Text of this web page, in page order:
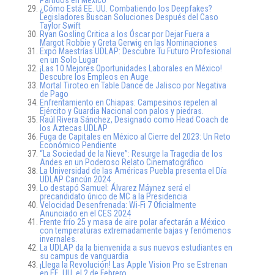
¿Cómo Está EE. UU. Combatiendo los Deepfakes?
Legisladores Buscan Soluciones Después del Caso
Taylor Swift
Ryan Gosling Critica a los Óscar por Dejar Fuera a
Margot Robbie y Greta Gerwig en las Nominaciones
Expo Maestrías UDLAP: Descubre Tu Futuro Profesional
en un Solo Lugar
¡Las 10 Mejores Oportunidades Laborales en México!
Descubre los Empleos en Auge
Mortal Tiroteo en Table Dance de Jalisco por Negativa
de Pago
Enfrentamiento en Chiapas: Campesinos repelen al
Ejército y Guardia Nacional con palos y piedras.
Raúl Rivera Sánchez, Designado como Head Coach de
los Aztecas UDLAP
Fuga de Capitales en México al Cierre del 2023: Un Reto
Económico Pendiente
“La Sociedad de la Nieve”: Resurge la Tragedia de los
Andes en un Poderoso Relato Cinematográfico
La Universidad de las Américas Puebla presenta el Día
UDLAP Cancún 2024
Lo destapó Samuel: Álvarez Máynez será el
precandidato único de MC a la Presidencia
Velocidad Desenfrenada: Wi-Fi 7 Oficialmente
Anunciado en el CES 2024
Frente frío 25 y masa de aire polar afectarán a México
con temperaturas extremadamente bajas y fenómenos
invernales.
La UDLAP da la bienvenida a sus nuevos estudiantes en
su campus de vanguardia
¡Llega la Revolución! Las Apple Vision Pro se Estrenan